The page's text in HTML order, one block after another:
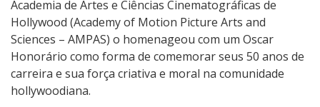
Academia de Artes e Ciências Cinematográficas de
Hollywood (Academy of Motion Picture Arts and
Sciences – AMPAS) o homenageou com um Oscar
Honorário como forma de comemorar seus 50 anos de
carreira e sua força criativa e moral na comunidade
hollywoodiana.